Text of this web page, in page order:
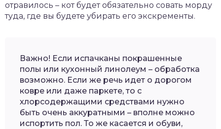
отравилось – кот будет обязательно совать морду
туда, где вы будете убирать его экскременты.
Важно! Если испачканы покрашенные
полы или кухонный линолеум – обработка
возможно. Если же речь идет о дорогом
ковре или даже паркете, то с
хлорсодержащими средствами нужно
быть очень аккуратными – вполне можно
испортить пол. То же касается и обуви,